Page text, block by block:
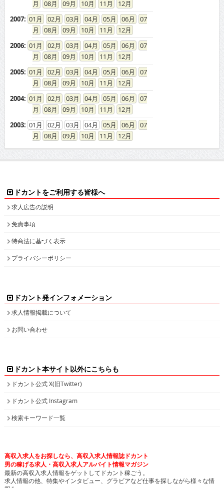
08
09 10 11
12
2006: 01 02 03 04 05 06
07
08
09 10 11
12
2005: 01 02 03 04 05 06
07
08
09 10 11
12
2004: 01 02 03 04 05 06
07
08
09 10 11
12
2003: 01 02 03 04 05 06
07
08
09 10 11 12
免責事項
お問い合わせ
ドカント公式 Instagram
求人情報の他、特集やインタビュー、グラビアなど仕事を探しながら様々な情
報も・・・。
高収入バイトの求人情報ならお任せください！